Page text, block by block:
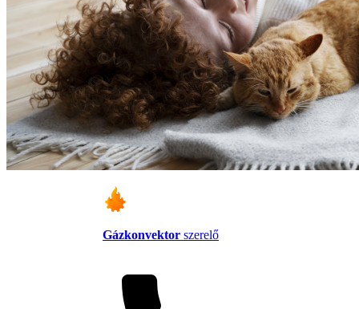
Gázkonvektor szerelő